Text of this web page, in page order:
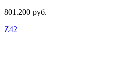
801.200 руб.
Z42